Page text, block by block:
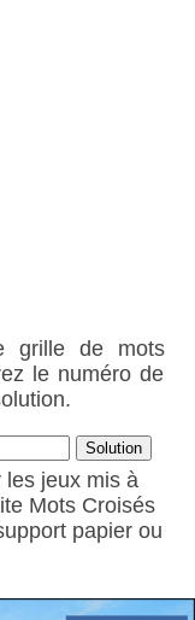
grille de mots
le numéro de
les jeux mis à
Mots Croisés
papier ou